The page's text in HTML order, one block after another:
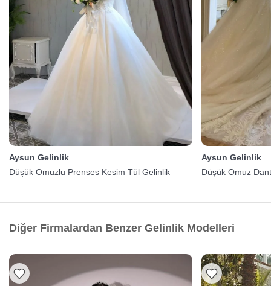
Aysun Gelinlik
Düşük Omuzlu Prenses Kesim Tül Gelinlik
Aysun Gelinlik
Düşük Omuz
Diğer Firmalardan Benzer Gelinlik Modelleri